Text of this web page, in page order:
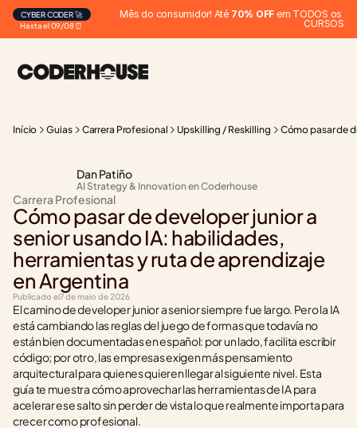
Hasta el 09/08 ⏰
CYBER CODER 🚀 Mês do consumidor! Até 70% OFF em TODOS os
CURSOS
Início Guias Carrera Profesional Upskilling / Reskilling Cómo pasar de
Dan Patiño
AI Strategy & Innovation en Coderhouse
Carrera Profesional
Cómo pasar de developer junior a
senior usando IA: habilidades,
herramientas y ruta de aprendizaje
en Argentina
Publicado el7 de maio de 2026
El camino de developer junior a senior siempre fue largo. Pero la IA
está cambiando las reglas del juego de formas que todavía no
están bien documentadas en español: por un lado, facilita escribir
código; por otro, las empresas exigen más pensamiento
arquitectural para quienes quieren llegar al siguiente nivel. Esta
guía te muestra cómo aprovechar las herramientas de IA para
acelerar ese salto sin perder de vista lo que realmente importa para
crecer como profesional.